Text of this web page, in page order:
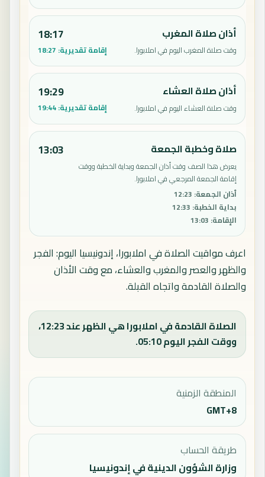
أذان صلاة المغرب
وقت صلاة المغرب اليوم في املابورا.
18:17
إقامة تقديرية: 18:27
أذان صلاة العشاء
وقت صلاة العشاء اليوم في املابورا.
19:29
إقامة تقديرية:19:44
صلاة وخطبة الجمعة
يعرض هذا الصف وقت أذان الجمعة وبداية الخطبة ووقت
إقامة الجمعة المرجعي في املابورا.
أذان الجمعة:
12:23
بداية الخطبة:
12:33
الإقامة:
13:03
13:03
اعرف مواقيت الصلاة في املابورا، إندونيسيا اليوم: الفجر
والظهر والعصر والمغرب والعشاء، مع وقت الأذان
والصلاة القادمة واتجاه القبلة.
الصلاة القادمة في املابورا هي الظهر عند 12:23،
ووقت الفجر اليوم 05:10.
المنطقة الزمنية
GMT+8
طريقة الحساب
وزارة الشؤون الدينية في إندونيسيا